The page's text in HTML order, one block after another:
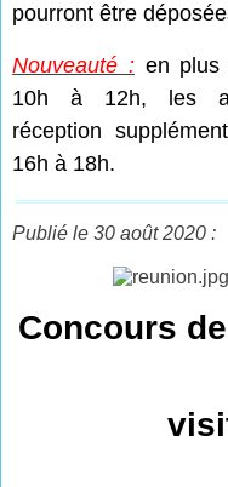
pourront être
Nouveauté :en plus
10h à 12h, les
réception
16h à 18h.
Publié le 30 août 2020 :
Concours